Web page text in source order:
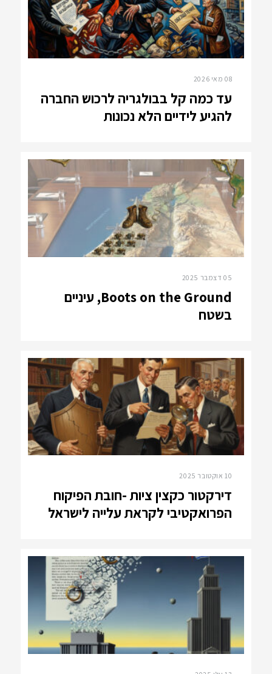
08 מאי 2026
עד כמה קל בבולגריה לרכוש החברה
להגיע לידיים הלא נכונות
05 דצמבר 2025
Boots on the Ground, עיניים
בשטח
10 אוקטובר 2025
דירקטור כקצין ציות -חובת הפיקוח
הפרואקטיבי לקראת עלייה לישראל